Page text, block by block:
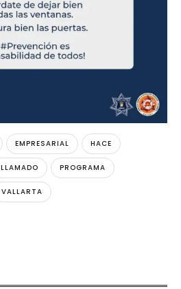
EMPRESARIAL HACE
LLAMADO PROGRAMA
VALLARTA